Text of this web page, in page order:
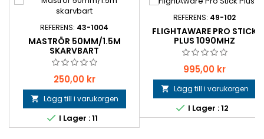
REFERENS: 43-1004
MASTRÖR 50MM/1.5M
SKARVBART
Pris
250,00 kr
 Lägg till i varukorgen
 I Lager : 11
REFERENS: 49-102
FLIGHTAWARE PRO STICK
PLUS 1090MHZ
Pris
995,00 kr
 Lägg till i varukorgen
 I Lager : 12